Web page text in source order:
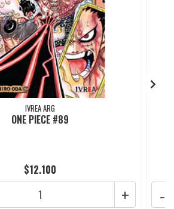
IVREA ARG
ONE PIECE #89
$12.100
+ -